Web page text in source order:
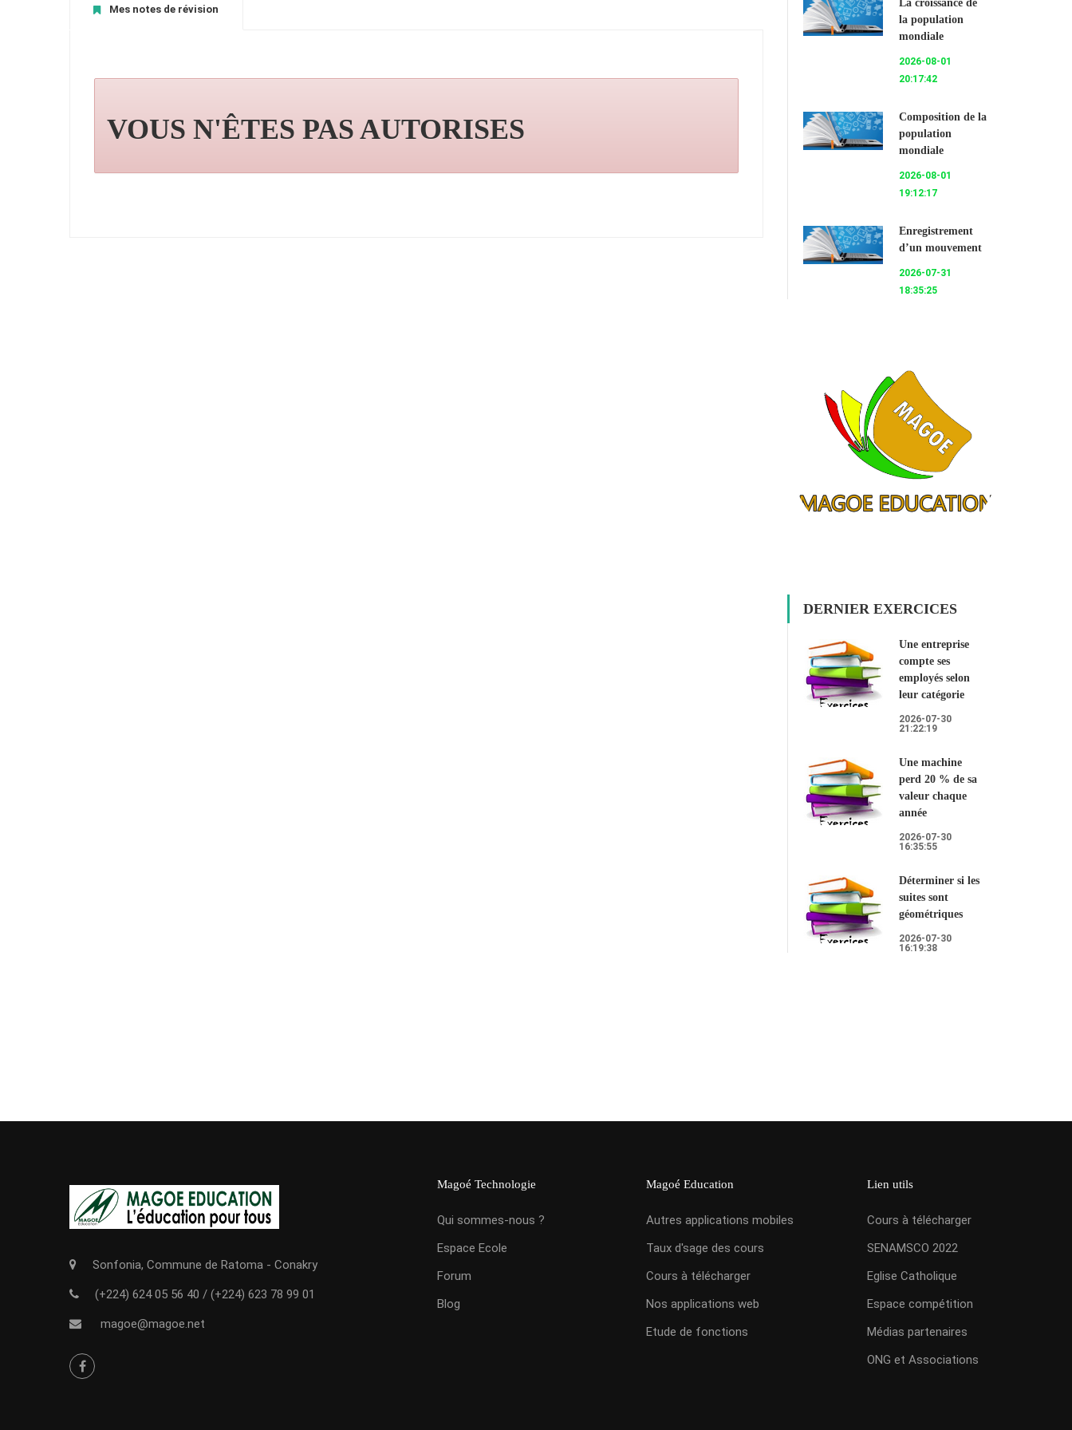
Mes notes de révision
VOUS N'ÊTES PAS AUTORISES
La croissance de
la population
mondiale
2026-08-01
20:17:42
Composition de la
population
mondiale
2026-08-01
19:12:17
Enregistrement
d’un mouvement
2026-07-31
18:35:25
DERNIER EXERCICES
Une entreprise
compte ses
employés selon
leur catégorie
2026-07-30
21:22:19
Une machine
perd 20 % de sa
valeur chaque
année
2026-07-30
16:35:55
Déterminer si les
suites sont
géométriques
2026-07-30
16:19:38
Sonfonia, Commune de Ratoma - Conakry
(+224) 624 05 56 40 / (+224) 623 78 99 01
magoe@magoe.net
Magoé Technologie
Qui sommes-nous ?
Espace Ecole
Forum
Blog
Magoé Education
Autres applications mobiles
Taux d'sage des cours
Cours à télécharger
Nos applications web
Etude de fonctions
Lien utils
Cours à télécharger
SENAMSCO 2022
Eglise Catholique
Espace compétition
Médias partenaires
ONG et Associations